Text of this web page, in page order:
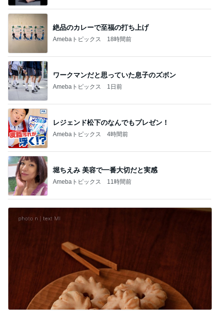
絶品のカレーで至福の打ち上げ
Amebaトピックス 18時間前
ワークマンだと思っていた息子のズボン
Amebaトピックス 1日前
レジェンド松下のなんでもプレゼン！
Amebaトピックス 4時間前
堀ちえみ 美容で一番大切だと実感
Amebaトピックス 11時間前